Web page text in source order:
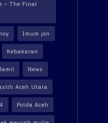
– The Final
Imum jon
Kebakaran
News
Aceh Utara
Polda Aceh